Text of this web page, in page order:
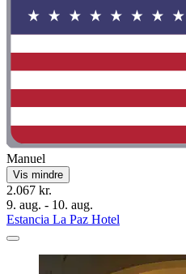
Manuel
Vis mindre
2.067 kr.
9. aug. - 10. aug.
Estancia La Paz Hotel